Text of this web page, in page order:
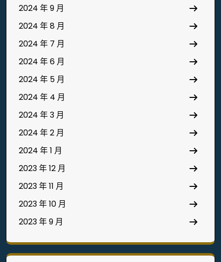
2024 年 9 月
2024 年 8 月
2024 年 7 月
2024 年 6 月
2024 年 5 月
2024 年 4 月
2024 年 3 月
2024 年 2 月
2024 年 1 月
2023 年 12 月
2023 年 11 月
2023 年 10 月
2023 年 9 月